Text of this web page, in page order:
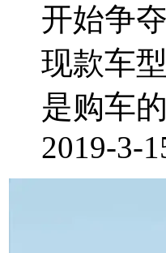
开始争
现款车
是购车
2019-3-